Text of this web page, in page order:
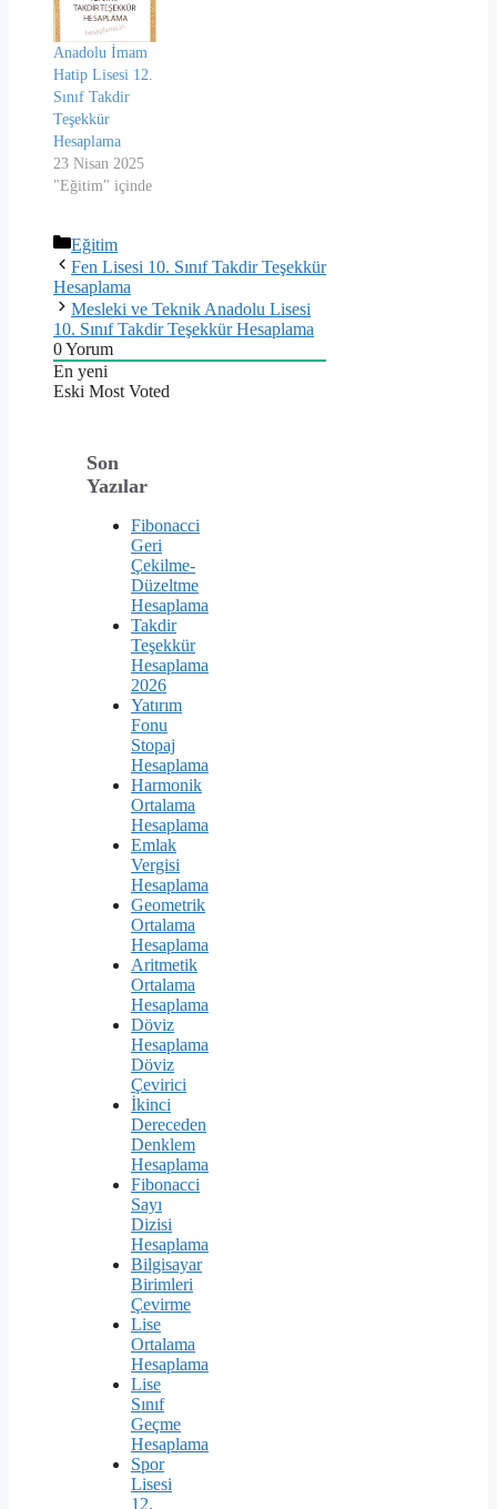
Anadolu İmam
Hatip Lisesi 12.
Sınıf Takdir
Teşekkür
Hesaplama
23 Nisan 2025
"Eğitim" içinde
Kategoriler
Eğitim
Fen Lisesi 10. Sınıf Takdir Teşekkür
Hesaplama
Mesleki ve Teknik Anadolu Lisesi
10. Sınıf Takdir Teşekkür Hesaplama
0Yorum
En yeni
Eski Most Voted
Son
Yazılar
Fibonacci
Geri
Çekilme-
Düzeltme
Hesaplama
Takdir
Teşekkür
Hesaplama
2026
Yatırım
Fonu
Stopaj
Hesaplama
Harmonik
Ortalama
Hesaplama
Emlak
Vergisi
Hesaplama
Geometrik
Ortalama
Hesaplama
Aritmetik
Ortalama
Hesaplama
Döviz
Hesaplama
Döviz
Çevirici
İkinci
Dereceden
Denklem
Hesaplama
Fibonacci
Sayı
Dizisi
Hesaplama
Bilgisayar
Birimleri
Çevirme
Lise
Ortalama
Hesaplama
Lise
Sınıf
Geçme
Hesaplama
Spor
Lisesi
12.